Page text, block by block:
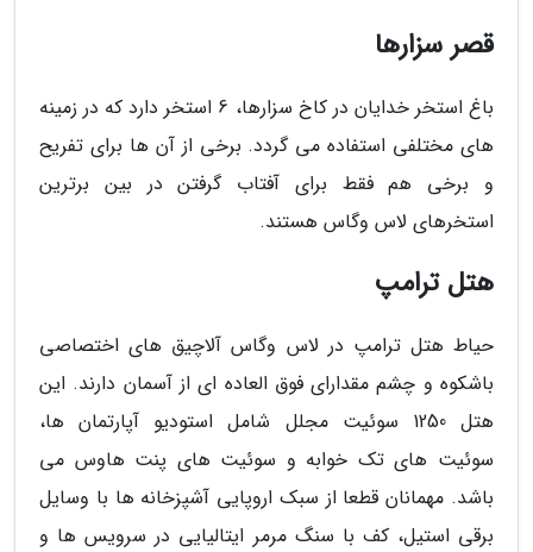
قصر سزارها
باغ استخر خدایان در کاخ سزارها، 6 استخر دارد که در زمینه
های مختلفی استفاده می گردد. برخی از آن ها برای تفریح
و برخی هم فقط برای آفتاب گرفتن در بین برترین
استخرهای لاس وگاس هستند.
هتل ترامپ
حیاط هتل ترامپ در لاس وگاس آلاچیق های اختصاصی
باشکوه و چشم مقدارای فوق العاده ای از آسمان دارند. این
هتل 1250 سوئیت مجلل شامل استودیو آپارتمان ها،
سوئیت های تک خوابه و سوئیت های پنت هاوس می
باشد. مهمانان قطعا از سبک اروپایی آشپزخانه ها با وسایل
برقی استیل، کف با سنگ مرمر ایتالیایی در سرویس ها و